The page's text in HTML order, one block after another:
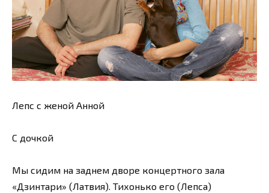
Лепс с женой Анной
С дочкой
Мы сидим на заднем дворе концертного зала
«Дзинтари» (Латвия). Тихонько его (Лепса)